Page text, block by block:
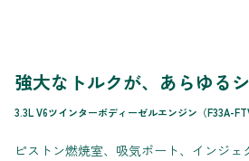
強大なトルクが、あらゆる
3.3L V6ツインターボディーゼルエンジン（F33A-
ピストン燃焼室、吸気ポート、インジ